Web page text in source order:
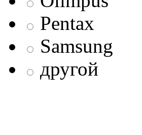
Pentax
Samsung
другой